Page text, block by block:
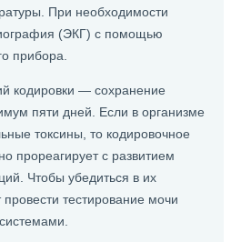
При необходимости
(ЭКГ) с помощью
прибора.
кодировки — сохранение
пяти дней. Если в организме
токсины, то кодировочное
прореагирует с развитием
Чтобы убедиться в их
провести тестирование мочи